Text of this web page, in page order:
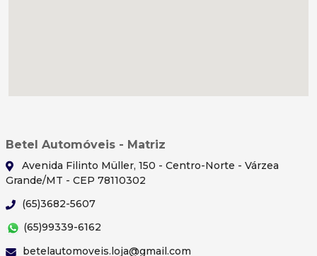
Betel Automóveis - Matriz
Avenida Filinto Müller, 150 - Centro-Norte - Várzea
Grande/MT - CEP 78110302
(65)3682-5607
(65)99339-6162
betelautomoveis.loja@gmail.com